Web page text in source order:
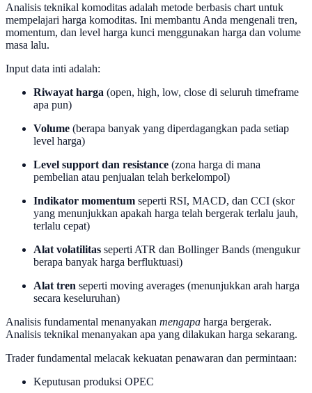
Analisis teknikal komoditas adalah metode berbasis chart untuk
mempelajari harga komoditas. Ini membantu Anda mengenali tren,
momentum, dan level harga kunci menggunakan harga dan volume
masa lalu.
Input data inti adalah:
Riwayat harga (open, high, low, close di seluruh timeframe
apa pun)
Volume (berapa banyak yang diperdagangkan pada setiap
level harga)
Level support dan resistance (zona harga di mana
pembelian atau penjualan telah berkelompol)
Indikator momentum seperti RSI, MACD, dan CCI (skor
yang menunjukkan apakah harga telah bergerak terlalu jauh,
terlalu cepat)
Alat volatilitas seperti ATR dan Bollinger Bands (mengukur
berapa banyak harga berfluktuasi)
Alat tren seperti moving averages (menunjukkan arah harga
secara keseluruhan)
Analisis fundamental menanyakan mengapa harga bergerak.
Analisis teknikal menanyakan apa yang dilakukan harga sekarang.
Trader fundamental melacak kekuatan penawaran dan permintaan:
Keputusan produksi OPEC